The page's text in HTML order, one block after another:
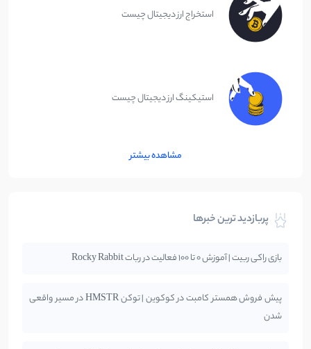
استخراج ارز دیجیتال چیست
استیکینگ ارز دیجیتال چیست
مشاهده بیشتر
پربازدید ترین خبرها
بازی راکی ربیت | آموزش 0 تا 100 فعالیت در ربات Rocky Rabbit
پیش فروش همستر کامبت در کوکوین | توکن HMSTR در مسیر واقعی
شدن